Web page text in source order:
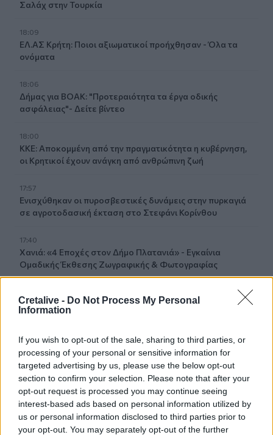
Cretalive - Do Not Process My Personal
Information
If you wish to opt-out of the sale, sharing to third parties, or
processing of your personal or sensitive information for
targeted advertising by us, please use the below opt-out
section to confirm your selection. Please note that after your
opt-out request is processed you may continue seeing
interest-based ads based on personal information utilized by
us or personal information disclosed to third parties prior to
your opt-out. You may separately opt-out of the further
Σαλάχ στην Τουρκία
18:09
ΕΛ.ΑΣ Κρήτη: Ποιοι αξιωματικοί προήχθησαν - Όλα τα
ονόματα
18:06
Δήμας για ΒΟΑΚ: "Προτεραιότητα τα έργα οδικής
ασφάλειας"- Δείτε βίντεο
18:00
ΚΚΕ: Αποκομμένη από την πραγματικότητα η κυβέρνηση,
οι Κρητικοί έχουν ανάγκη από ανθρώπινη ζωή
17:57
Ενισχύθηκαν οι πυροσβεστικές δυνάμεις στην πυρκαγιά
σε αγροτοδασική έκταση στο Στεφάνι Κορίνθου
17:40
Χανιά: «4 Εποχές στον Δήμο Πλατανιά» - Εγκαίνια
Ομαδικής Έκθεσης Ζωγραφικής & Φωτογραφίας
Πυρκαγιά σε έκταση με χαμηλή βλάστηση στο
Μαρκόπουλο Αττικής
17:32
Ελληνικός Ερυθρός Σταυρός: Τι πρέπει να περιέχει ένα
φαρμακείο διακοπών
17:24
Aποκαλύψεις σοκ για απειλές θανάτου στο Μουντιάλ:
«Θα ανατινάξω τον Μέσι με τέσσερις βόμβες!»